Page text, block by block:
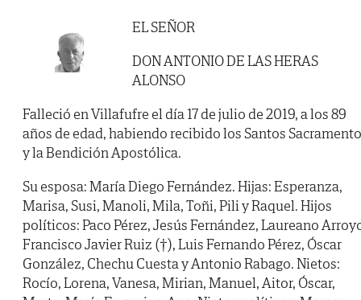
EL SEÑOR
DON ANTONIO DE LAS HERAS
ALONSO
Falleció en Villafufre el día 17 de julio de 2019, a los 89
años de edad, habiendo recibido los Santos
y la Bendición Apostólica.
Su esposa: María Diego Fernández. Hijas: Esperanza,
Marisa, Susi, Manoli, Mila, Toñi, Pili y Raquel. Hijos
políticos: Paco Pérez, Jesús Fernández, Laureano
Francisco Javier Ruiz (†), Luis Fernando Pérez, Óscar
González, Chechu Cuesta y Antonio Rabago. Nietos:
Rocío, Lorena, Vanesa, Mirian, Manuel, Aitor, Óscar,